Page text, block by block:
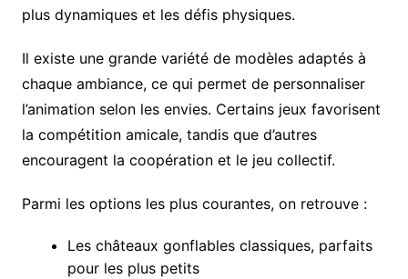
plus dynamiques et les défis physiques.
Il existe une grande variété de modèles adaptés à
chaque ambiance, ce qui permet de personnaliser
l’animation selon les envies. Certains jeux favorisent
la compétition amicale, tandis que d’autres
encouragent la coopération et le jeu collectif.
Parmi les options les plus courantes, on retrouve :
Les châteaux gonflables classiques, parfaits
pour les plus petits